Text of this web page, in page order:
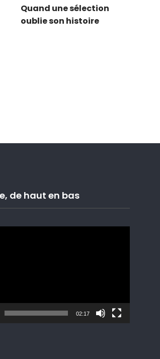
Quand une sélection
oublie son histoire
de haut en bas
02:17